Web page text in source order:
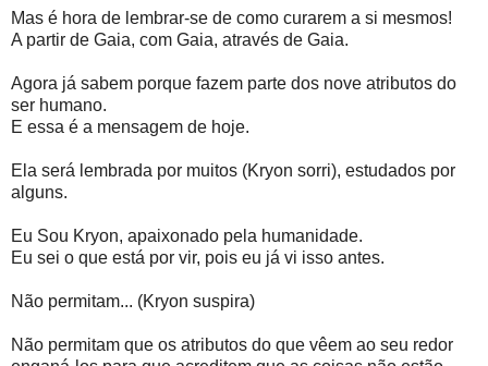
Mas é hora de lembrar-se de como curarem a si mesmos!
A partir de Gaia, com Gaia, através de Gaia.
Agora já sabem porque fazem parte dos nove atributos do
ser humano.
E essa é a mensagem de hoje.
Ela será lembrada por muitos (Kryon sorri), estudados por
alguns.
Eu Sou Kryon, apaixonado pela humanidade.
Eu sei o que está por vir, pois eu já vi isso antes.
Não permitam... (Kryon suspira)
Não permitam que os atributos do que vêem ao seu redor